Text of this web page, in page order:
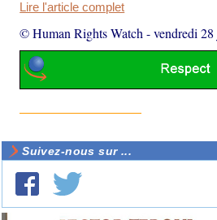
Lire l'article complet
© Human Rights Watch -vendredi
Suivez-nous sur ...